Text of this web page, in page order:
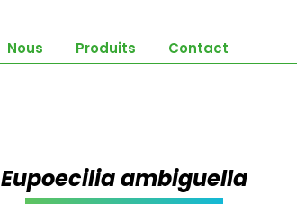
Nous Produits Contact
Eupoecilia ambiguella